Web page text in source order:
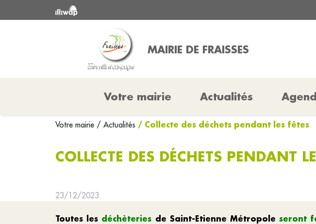
MAIRIE DE FRAISSES
Votre mairie Actualités
Votre mairie / Actualités / Collecte des déchets pendant les fêtes
COLLECTE DES DÉCHETS PENDANT
23/12/2023
Toutes les déchèteries de Saint-Etienne Métropoleseront